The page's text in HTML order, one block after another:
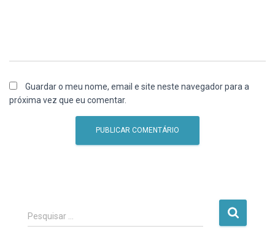
Guardar o meu nome, email e site neste navegador para a
próxima vez que eu comentar.
P
e
Pesquisar …